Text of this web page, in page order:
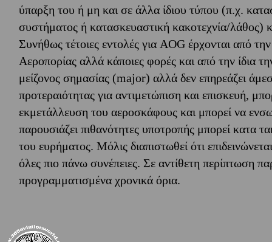
ύπαρξη του ή μη και σε άλλα ίδιου τύπου (π.χ.
συστήματος ή κατασκευαστική κακοτεχνία/λάθος)
Συνήθως τέτοιες εντολές για AOG έρχονται από
Αεροπορίας αλλά κάποιες φορές και από την ίδια
μείζονος σημασίας (major) αλλά δεν επηρεάζει
προτεραιότητας για αντιμετώπιση και επισκευή,
εκμετάλλευση του αεροσκάφους και μπορεί να
παρουσιάζει πιθανότητες υποτροπής μπορεί κατα
του ευρήματος. Μόλις διαπιστωθεί ότι
όλες πιο πάνω συνέπειες. Σε αντίθετη περίπτωση
προγραμματισμένα χρονικά όρια.